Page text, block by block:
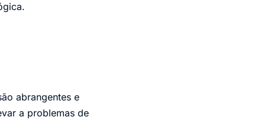
abrangentes e
a problemas de